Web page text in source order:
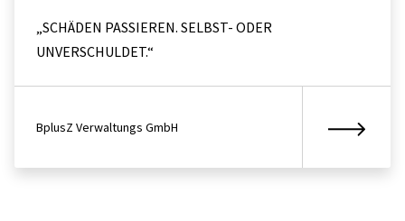
„SCHÄDEN PASSIEREN. SELBST- ODER
UNVERSCHULDET.“
BplusZ Verwaltungs GmbH